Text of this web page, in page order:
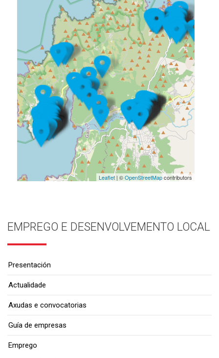
Leaflet| ©OpenStreetMapcontributors
EMPREGO E DESENVOLVEMENTO LOCAL
Presentación
Actualidade
Axudas e convocatorias
Guía de empresas
Emprego